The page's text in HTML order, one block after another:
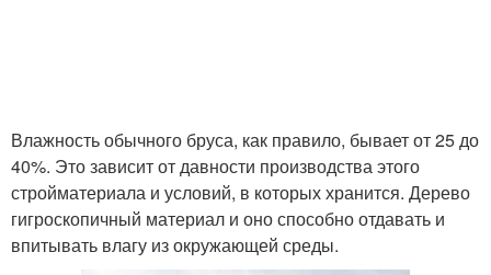
Влажность обычного бруса, как правило, бывает от 25 до
40%. Это зависит от давности производства этого
стройматериала и условий, в которых хранится. Дерево
гигроскопичный материал и оно способно отдавать и
впитывать влагу из окружающей среды.